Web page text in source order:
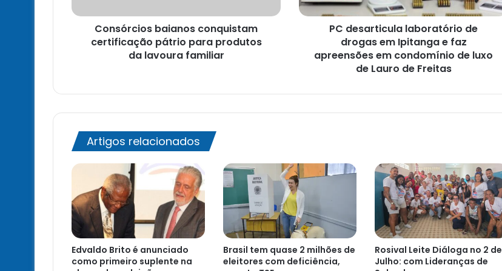
lavoura
familiarConsórcios baianos conquistam
certificação pátrio para produtos
da lavoura familiar
faz
apreensões
condomínio
de
PC desarticula laboratório de
drogas em Ipitanga e faz
apreensões em condomínio de luxo
de Lauro de Freitas
Artigos relacionados
Edvaldo Brito é anunciado
como primeiro suplente na
Brasil tem quase 2 milhões de
eleitores com deficiência,
Rosival Leite Diáloga no 2 de
Julho: com Lideranças de